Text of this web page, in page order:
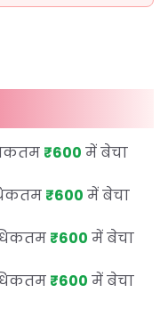
₹600 में बेचा
₹600 में बेचा
₹600 में बेचा
₹600 में बेचा